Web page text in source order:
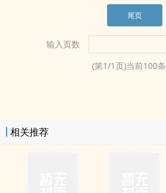
尾页
输入页数
(第1/1页)当前100
相关推荐